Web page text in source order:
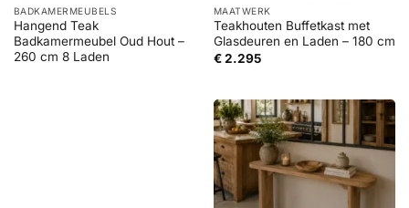
BADKAMERMEUBELS
Hangend Teak
Badkamermeubel Oud Hout –
260 cm 8 Laden
MAATWERK
Teakhouten Buffetkast met
Glasdeuren en Laden – 180 cm
€2.295